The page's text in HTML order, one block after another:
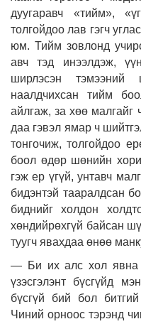
дуугаравч «тийм»,
толгойдоо лав гэгч
юм. Тийм зовлонд
авч тэд инээлдэж,
ширлэсэн
наалдчихсан тийм
айлгаж, за хөө малгайг
даа гэвэл ямар ч
тонгочиж, толгойдоо
боол өдөр шөнийн
гэж ер үгүй, унтавч
бидэнтэй тааралдсан
биднийг холдон
хөндийрөхгүй байсан
туугч явахдаа өнөө
— Би их алс хол явна
үзэсгэлэнт бүсгүйд
бүсгүй бий бол
Чиний орноос тэрэнд